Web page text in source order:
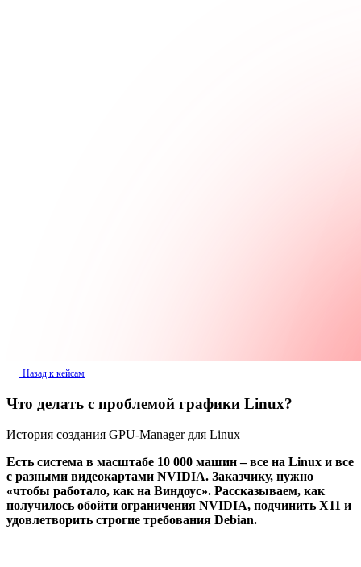
Назад к кейсам
Что делать с проблемой графики Linux?
История создания GPU-Manager для Linux
Есть система в масштабе 10 000 машин – все на Linux и все
с разными видеокартами NVIDIA. Заказчику, нужно
«чтобы работало, как на Виндоус». Рассказываем, как
получилось обойти ограничения NVIDIA, подчинить X11 и
удовлетворить строгие требования Debian.